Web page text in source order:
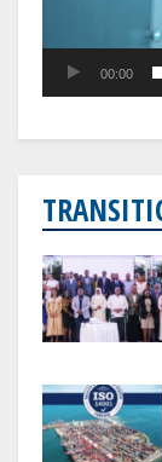
00:00